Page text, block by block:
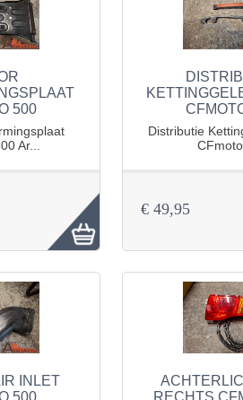
500
Ar...
Distributie
CFmoto
€ 49,95
INLET